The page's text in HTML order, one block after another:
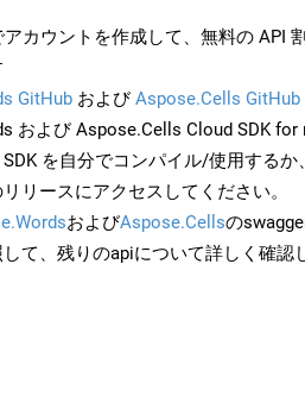
アカウントを作成して、無料の API
GitHub およびAspose.Cells GitHub
および Aspose.Cells Cloud SDK for
を自分でコンパイル/使用するか
リースにアクセスしてください。
およびAspose.Cellsの
て、残りのapiについて詳しく確認